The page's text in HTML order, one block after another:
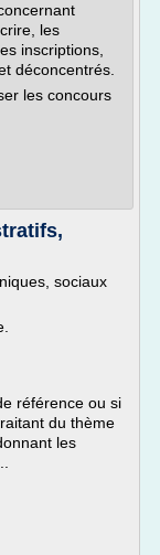
les
inscriptions,
déconcentrés.
les concours
sociaux
référence ou si
du thème
les